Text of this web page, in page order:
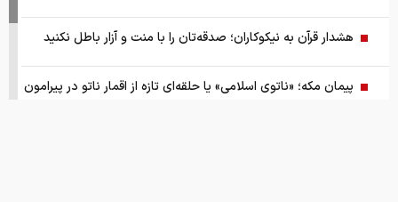
هشدار قرآن به نیکوکاران؛ صدقه‌تان را با منت و آزار باطل نکنید
پیمان مکه؛ «ناتوی اسلامی» یا حلقه‌ای تازه از اقمار ناتو در پیرامون